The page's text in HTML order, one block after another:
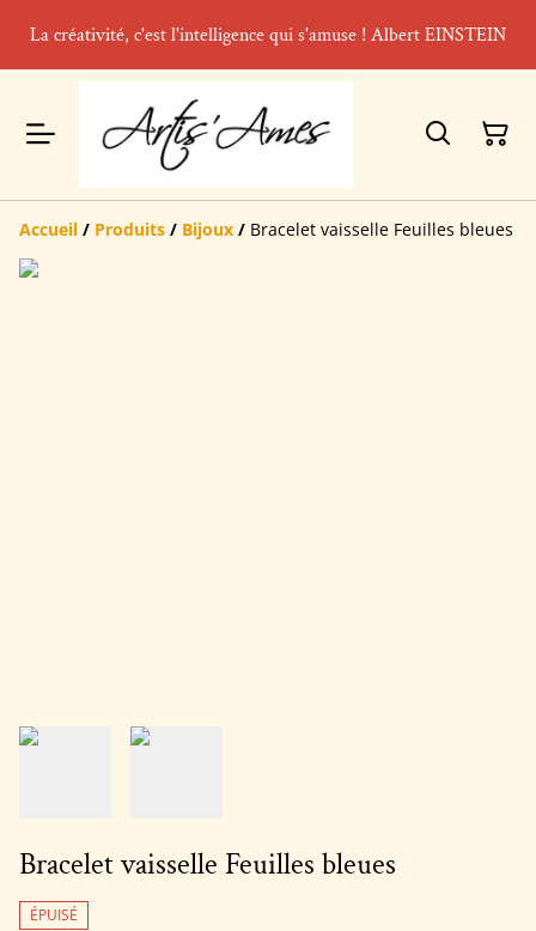
La créativité, c'est l'intelligence qui s'amuse ! Albert EINSTEIN
Accueil / Produits / Bijoux / Bracelet vaisselle Feuilles bleues
Bracelet vaisselle Feuilles bleues
ÉPUISÉ